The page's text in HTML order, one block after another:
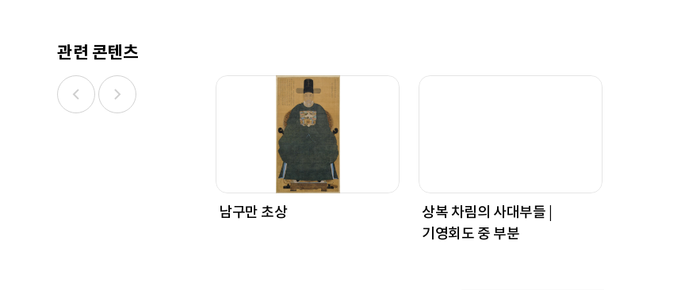
관련 콘텐츠
남구만 초상
상복 차림의 사대부들 |
기영회도 중 부분